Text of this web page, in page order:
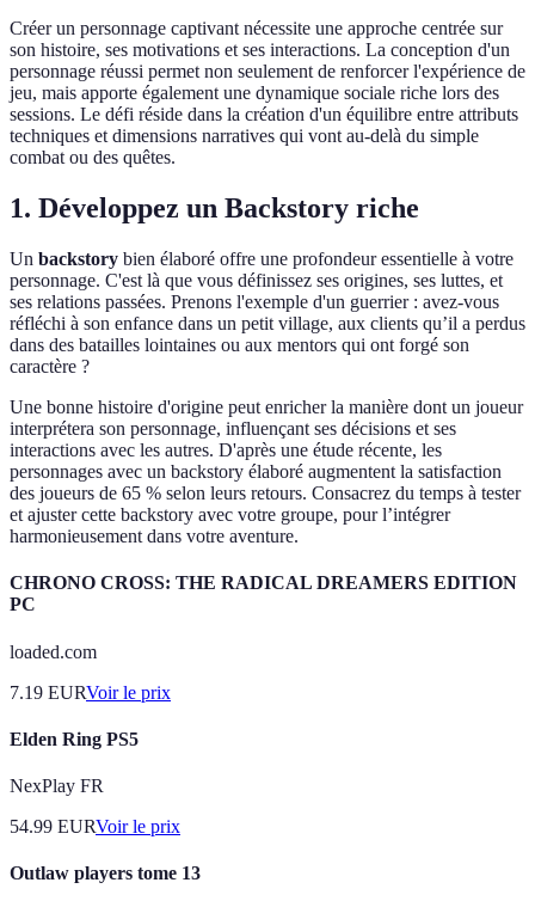
Créer un personnage captivant nécessite une approche centrée sur
son histoire, ses motivations et ses interactions. La conception d'un
personnage réussi permet non seulement de renforcer l'expérience de
jeu, mais apporte également une dynamique sociale riche lors des
sessions. Le défi réside dans la création d'un équilibre entre attributs
techniques et dimensions narratives qui vont au-delà du simple
combat ou des quêtes.
1. Développez un Backstory riche
Un backstory bien élaboré offre une profondeur essentielle à votre
personnage. C'est là que vous définissez ses origines, ses luttes, et
ses relations passées. Prenons l'exemple d'un guerrier : avez-vous
réfléchi à son enfance dans un petit village, aux clients qu’il a perdus
dans des batailles lointaines ou aux mentors qui ont forgé son
caractère ?
Une bonne histoire d'origine peut enricher la manière dont un joueur
interprétera son personnage, influençant ses décisions et ses
interactions avec les autres. D'après une étude récente, les
personnages avec un backstory élaboré augmentent la satisfaction
des joueurs de 65 % selon leurs retours. Consacrez du temps à tester
et ajuster cette backstory avec votre groupe, pour l’intégrer
harmonieusement dans votre aventure.
CHRONO CROSS: THE RADICAL DREAMERS EDITION
PC
loaded.com
7.19 EURVoir le prix
Elden Ring PS5
NexPlay FR
54.99 EURVoir le prix
Outlaw players tome 13